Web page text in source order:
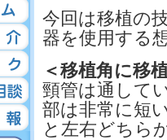
今回は移植の
器を使用する
＜移植角に移
頸管は通して
部は非常に短
と左右どちら